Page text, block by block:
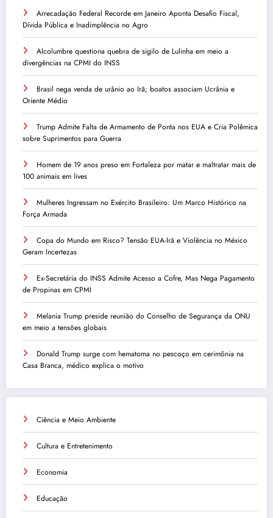
Arrecadação Federal Recorde em Janeiro Aponta Desafio Fiscal,
Dívida Pública e Inadimplência no Agro
Alcolumbre questiona quebra de sigilo de Lulinha em meio a
divergências na CPMI do INSS
Brasil nega venda de urânio ao Irã; boatos associam Ucrânia e
Oriente Médio
Trump Admite Falta de Armamento de Ponta nos EUA e Cria Polêmica
sobre Suprimentos para Guerra
Homem de 19 anos preso em Fortaleza por matar e maltratar mais de
100 animais em lives
Mulheres Ingressam no Exército Brasileiro: Um Marco Histórico na
Força Armada
Copa do Mundo em Risco? Tensão EUA-Irã e Violência no México
Geram Incertezas
Ex-Secretária do INSS Admite Acesso a Cofre, Mas Nega Pagamento
de Propinas em CPMI
Melania Trump preside reunião do Conselho de Segurança da ONU
em meio a tensões globais
Donald Trump surge com hematoma no pescoço em cerimônia na
Casa Branca, médico explica o motivo
Ciência e Meio Ambiente
Cultura e Entretenimento
Economia
Educação